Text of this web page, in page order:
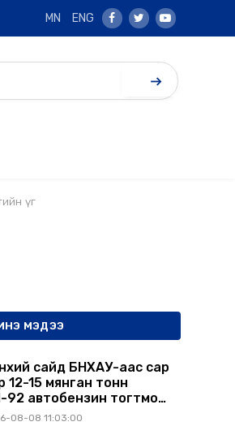
MN ENG
Facebook
TwitterYoutube
үг
МЭДЭЭ
сайд БНХАУ-аас сар
12-15 мянган тонн
92 автобензин тогтмол
хүсэлт тавилаа
08-08 11:03:00